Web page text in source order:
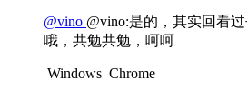
@vino @vino:是的，其实回看
哦，共勉共勉，呵呵
Windows Chrome